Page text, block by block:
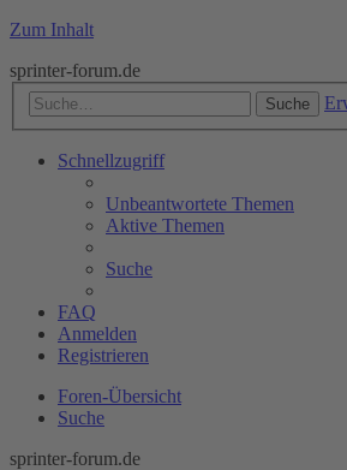
Zum Inhalt
sprinter-forum.de
Suche
Schnellzugriff
Unbeantwortete Themen
Aktive Themen
Suche
FAQ
Anmelden
Registrieren
Foren-Übersicht
Suche
sprinter-forum.de